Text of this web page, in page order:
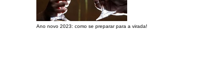
Ano novo 2023: como se preparar para a virada!